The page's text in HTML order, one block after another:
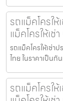
รถแม็คโครใ
แม็คโครให้เ
รถแม็คโครให้เช่า
ไทย ในราคาเป็น
รถแม็คโครใ